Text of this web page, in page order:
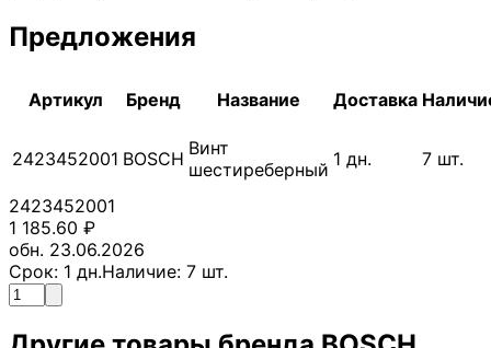
Предложения
Артикул Бренд Название Доставка
2423452001 BOSCH Винт
шестиреберный 1 дн. 7 шт.
2423452001
1 185.60 ₽
обн. 23.06.2026
Срок: 1 дн.Наличие: 7 шт.